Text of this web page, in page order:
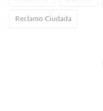
Reclamo Ciudada